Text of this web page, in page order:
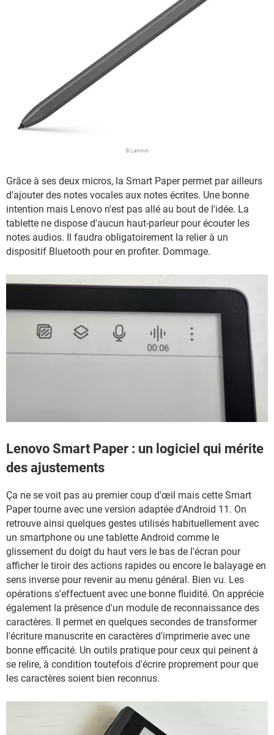
© Lenovo
Grâce à ses deux micros, la Smart Paper permet par ailleurs
d'ajouter des notes vocales aux notes écrites. Une bonne
intention mais Lenovo n'est pas allé au bout de l'idée. La
tablette ne dispose d'aucun haut-parleur pour écouter les
notes audios. Il faudra obligatoirement la relier à un
dispositif Bluetooth pour en profiter. Dommage.
Lenovo Smart Paper : un logiciel qui mérite
des ajustements
Ça ne se voit pas au premier coup d'œil mais cette Smart
Paper tourne avec une version adaptée d'Android 11. On
retrouve ainsi quelques gestes utilisés habituellement avec
un smartphone ou une tablette Android comme le
glissement du doigt du haut vers le bas de l'écran pour
afficher le tiroir des actions rapides ou encore le balayage en
sens inverse pour revenir au menu général. Bien vu. Les
opérations s'effectuent avec une bonne fluidité. On apprécie
également la présence d'un module de reconnaissance des
caractères. Il permet en quelques secondes de transformer
l'écriture manuscrite en caractères d'imprimerie avec une
bonne efficacité. Un outils pratique pour ceux qui peinent à
se relire, à condition toutefois d'écrire proprement pour que
les caractères soient bien reconnus.